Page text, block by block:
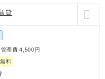
貸
管理費 4,500円
無料